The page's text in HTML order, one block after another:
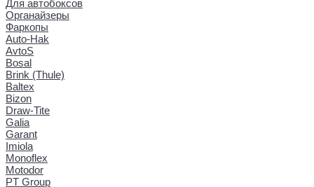
Для автобоксов
Органайзеры
Фаркопы
Auto-Hak
AvtoS
Bosal
Brink (Thule)
Baltex
Bizon
Draw-Tite
Galia
Garant
Imiola
Monoflex
Motodor
PT Group